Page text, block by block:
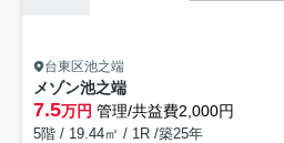
台東区池之端
メゾン池之端
7.5万円 管理/共益費2,000円
5階 / 19.44㎡ / 1R /築25年